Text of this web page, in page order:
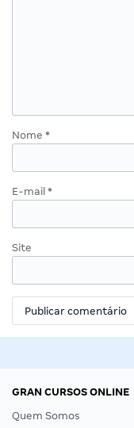
Nome *
E-mail *
Site
GRAN CURSOS ONLINE
Quem Somos